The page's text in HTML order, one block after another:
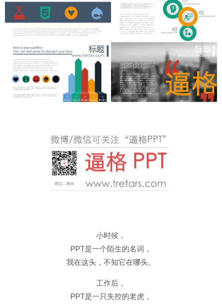
小时候，
PPT是一个陌生的名词，
我在这头，不知它在哪头。
工作后，
PPT是一只失控的老虎，